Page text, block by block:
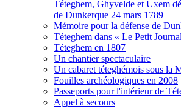
Téteghem, Ghyvelde et Uxem
de Dunkerque 24 mars 1789
Mémoire pour la défense de
Téteghem dans « Le Petit
Téteghem en 1807
Un chantier spectaculaire
Un cabaret téteghémois sous la
Fouilles archéologiques en 2008
Passeports pour l'intérieur de
Appel à secours